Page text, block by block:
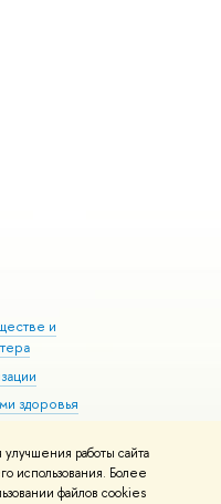
работы сайта
использования. Более
файлов cookies
и
здоровья